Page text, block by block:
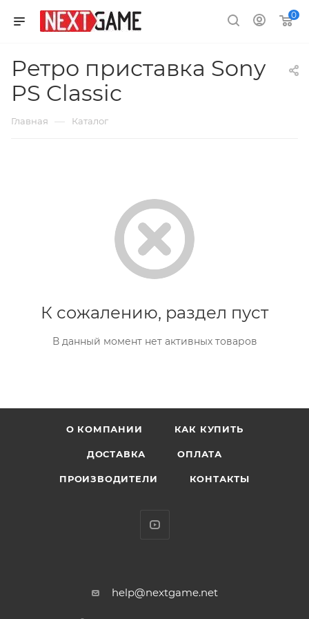
0
Ретро приставка Sony
PS Classic
Главная — Каталог
К сожалению, раздел пуст
В данный момент нет активных товаров
О КОМПАНИИ КАК КУПИТЬ
ДОСТАВКА ОПЛАТА
ПРОИЗВОДИТЕЛИ КОНТАКТЫ
help@nextgame.net